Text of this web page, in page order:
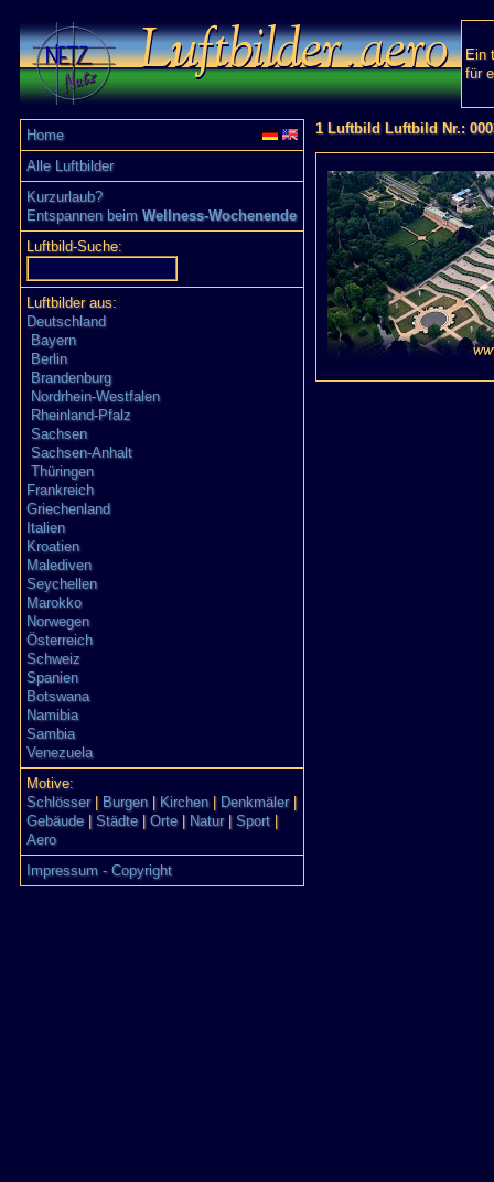
Ein
für
Home
Alle Luftbilder
Kurzurlaub?
Entspannen beim Wellness-Wochenende
Luftbild-Suche:
Luftbilder aus:
Deutschland
Bayern
Berlin
Brandenburg
Nordrhein-Westfalen
Rheinland-Pfalz
Sachsen
Sachsen-Anhalt
Thüringen
Frankreich
Griechenland
Italien
Kroatien
Malediven
Seychellen
Marokko
Norwegen
Österreich
Schweiz
Spanien
Botswana
Namibia
Sambia
Venezuela
Motive:
Schlösser| Burgen| Kirchen| Denkmäler|
Gebäude| Städte| Orte| Natur| Sport
Aero
Impressum - Copyright
1 Luftbild Luftbild Nr.: